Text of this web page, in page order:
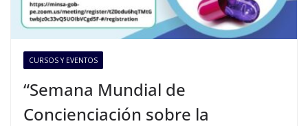
CURSOS Y EVENTOS
“Semana Mundial de
Concienciación sobre la